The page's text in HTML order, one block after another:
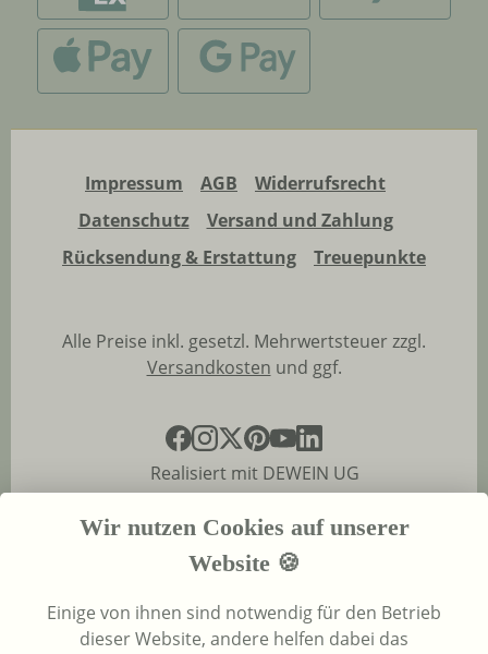
Impressum AGB
Widerrufsrecht
Datenschutz
Versand und Zahlung
Rücksendung & Erstattung
Treuepunkte
Alle Preise inkl. gesetzl. Mehrwertsteuer zzgl.
Versandkosten und ggf.
Realisiert mit DEWEIN UG
Wir nutzen Cookies auf unserer
Website 🍪
Einige von ihnen sind notwendig für den Betrieb
dieser Website, andere helfen dabei das